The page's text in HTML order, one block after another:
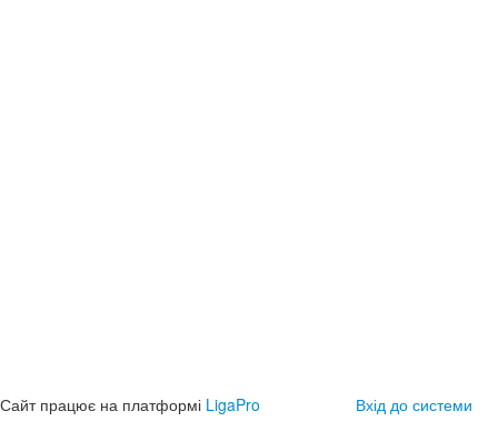
Сайт працює на платформі LigaPro Вхід до системи